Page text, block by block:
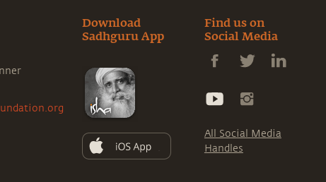
Download
Sadhguru App
Find us on
Social Media
All Social Media
Handles